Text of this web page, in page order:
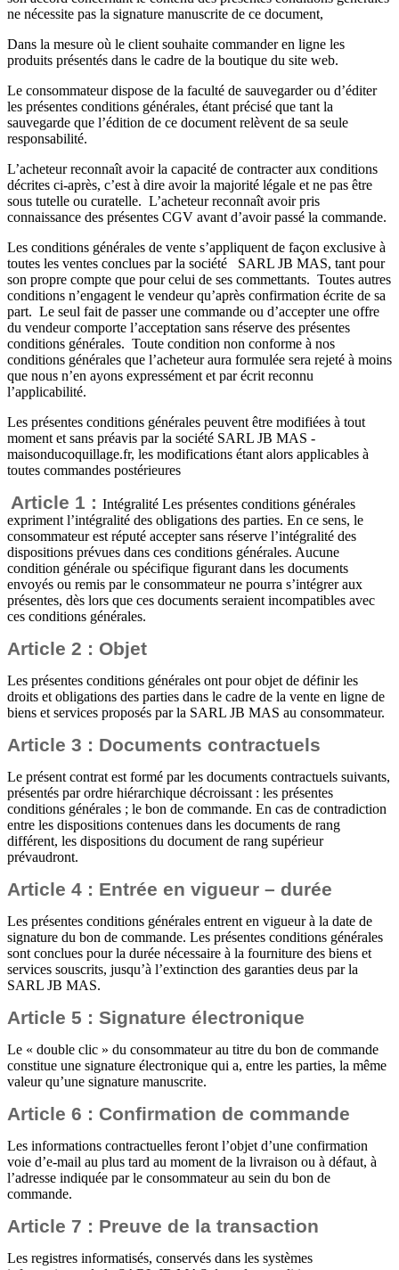
ne nécessite pas la signature manuscrite de ce document,
Dans la mesure où le client souhaite commander en ligne les
produits présentés dans le cadre de la boutique du site web.
Le consommateur dispose de la faculté de sauvegarder ou d’éditer
les présentes conditions générales, étant précisé que tant la
sauvegarde que l’édition de ce document relèvent de sa seule
responsabilité.
L’acheteur reconnaît avoir la capacité de contracter aux conditions
décrites ci-après, c’est à dire avoir la majorité légale et ne pas être
sous tutelle ou curatelle. L’acheteur reconnaît avoir pris
connaissance des présentes CGV avant d’avoir passé la commande.
Les conditions générales de vente s’appliquent de façon exclusive à
toutes les ventes conclues par la société SARL JB MAS, tant pour
son propre compte que pour celui de ses commettants. Toutes autres
conditions n’engagent le vendeur qu’après confirmation écrite de sa
part. Le seul fait de passer une commande ou d’accepter une offre
du vendeur comporte l’acceptation sans réserve des présentes
conditions générales. Toute condition non conforme à nos
conditions générales que l’acheteur aura formulée sera rejeté à moins
que nous n’en ayons expressément et par écrit reconnu
l’applicabilité.
Les présentes conditions générales peuvent être modifiées à tout
moment et sans préavis par la société SARL JB MAS -
maisonducoquillage.fr, les modifications étant alors applicables à
toutes commandes postérieures
Article 1 : Intégralité Les présentes conditions générales
expriment l’intégralité des obligations des parties. En ce sens, le
consommateur est réputé accepter sans réserve l’intégralité des
dispositions prévues dans ces conditions générales. Aucune
condition générale ou spécifique figurant dans les documents
envoyés ou remis par le consommateur ne pourra s’intégrer aux
présentes, dès lors que ces documents seraient incompatibles avec
ces conditions générales.
Article 2 : Objet
Les présentes conditions générales ont pour objet de définir les
droits et obligations des parties dans le cadre de la vente en ligne de
biens et services proposés par la SARL JB MAS au consommateur.
Article 3 : Documents contractuels
Le présent contrat est formé par les documents contractuels suivants,
présentés par ordre hiérarchique décroissant : les présentes
conditions générales ; le bon de commande. En cas de contradiction
entre les dispositions contenues dans les documents de rang
différent, les dispositions du document de rang supérieur
prévaudront.
Article 4 : Entrée en vigueur – durée
Les présentes conditions générales entrent en vigueur à la date de
signature du bon de commande. Les présentes conditions générales
sont conclues pour la durée nécessaire à la fourniture des biens et
services souscrits, jusqu’à l’extinction des garanties deus par la
SARL JB MAS.
Article 5 : Signature électronique
Le « double clic » du consommateur au titre du bon de commande
constitue une signature électronique qui a, entre les parties, la même
valeur qu’une signature manuscrite.
Article 6 : Confirmation de commande
Les informations contractuelles feront l’objet d’une confirmation
voie d’e-mail au plus tard au moment de la livraison ou à défaut, à
l’adresse indiquée par le consommateur au sein du bon de
commande.
Article 7 : Preuve de la transaction
Les registres informatisés, conservés dans les systèmes